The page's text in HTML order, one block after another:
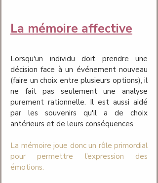
La mémoire affective
Lorsqu'un individu doit prendre une
décision face à un événement nouveau
(faire un choix entre plusieurs options), il
ne fait pas seulement une analyse
purement rationnelle. Il est aussi aidé
par les souvenirs qu'il a de choix
antérieurs et de leurs conséquences.
La mémoire joue donc un rôle primordial
pour permettre l’expression des
émotions.